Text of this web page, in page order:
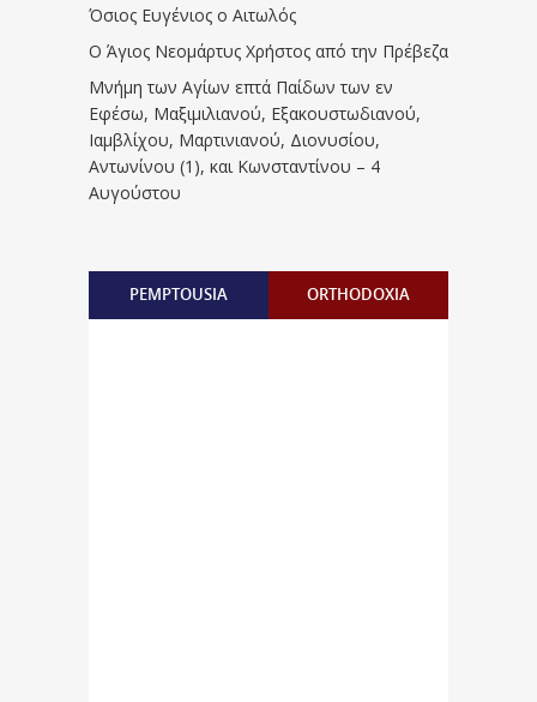
Όσιος Ευγένιος ο Αιτωλός
Ο Άγιος Νεομάρτυς Χρήστος από την Πρέβεζα
Μνήμη των Aγίων επτά Παίδων των εν
Eφέσω, Mαξιμιλιανού, Eξακουστωδιανού,
Iαμβλίχου, Mαρτινιανού, Διονυσίου,
Aντωνίνου (1), και Kωνσταντίνου – 4
Αυγούστου
PEMPTOUSIA ORTHODOXIA